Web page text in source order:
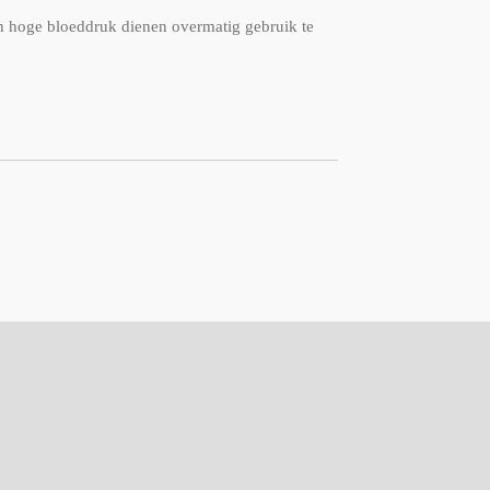
hoge bloeddruk dienen overmatig gebruik te